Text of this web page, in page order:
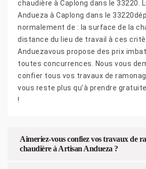
chaudière à Caplong dans le 33220.
Andueza à Caplong dans le
normalement de : la surface de la
distance du lieu de travail à ces
Anduezavous propose des prix
toutes concurrences. Nous vous
confier tous vos travaux de
vous reste plus qu’à prendre
!
Aimeriez-vous confiez vos travaux de
chaudière à Artisan Andueza ?